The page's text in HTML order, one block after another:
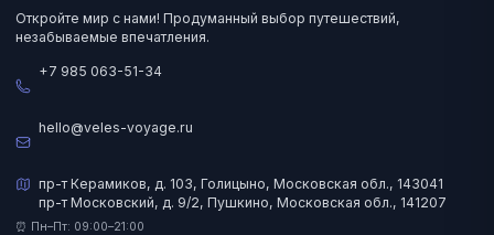
Откройте мир с нами! Продуманный выбор путешествий,
незабываемые впечатления.
+7 985 063-51-34
hello@veles-voyage.ru
пр-т Керамиков, д. 103, Голицыно, Московская обл., 143041
пр-т Московский, д. 9/2, Пушкино, Московская обл., 141207
⏰ Пн–Пт: 09:00–21:00